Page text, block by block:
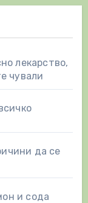
лекарство,
чували
да се
и сода